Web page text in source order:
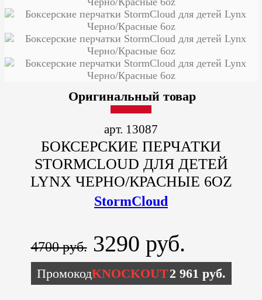
арт. 13087
БОКСЕРСКИЕ ПЕРЧАТКИ
STORMCLOUD ДЛЯ ДЕТЕЙ
LYNX ЧЕРНО/КРАСНЫЕ 6OZ
StormCloud
Оригинальный товар
4700 руб. 3290 руб.
ПромокодKNOCKOUT2 961 руб.